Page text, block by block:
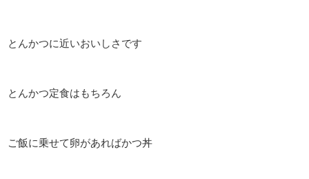
とんかつに近いおいしさです
とんかつ定食はもちろん
ご飯に乗せて卵があればかつ丼